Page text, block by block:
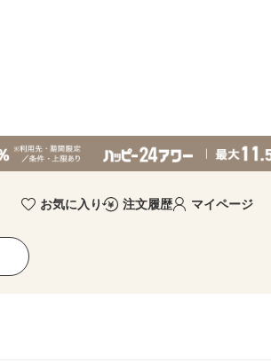
お気に入り 注文履歴 マイページ